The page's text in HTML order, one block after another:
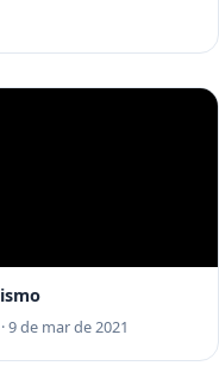
·9 de mar de 2021